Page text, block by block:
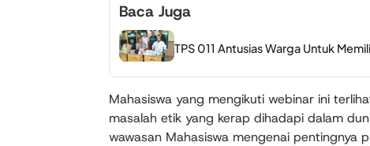
Baca Juga
TPS 011 Antusias Warga Untuk
Mahasiswa yang mengikuti webinar ini
masalah etik yang kerap dihadapi dalam
wawasan Mahasiswa mengenai pentingnya